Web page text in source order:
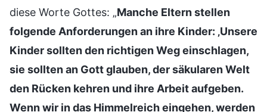
diese Worte Gottes: „Manche Eltern stellen
folgende Anforderungen an ihre Kinder: ‚Unsere
Kinder sollten den richtigen Weg einschlagen,
sie sollten an Gott glauben, der säkularen Welt
den Rücken kehren und ihre Arbeit aufgeben.
Wenn wir in das Himmelreich eingehen, werden